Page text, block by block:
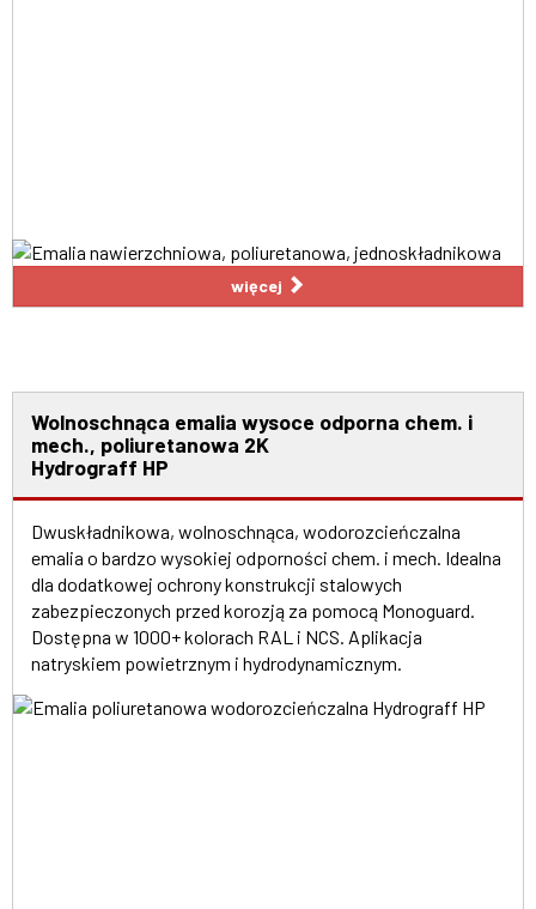
więcej
Wolnoschnąca emalia wysoce odporna chem. i
mech., poliuretanowa 2K
Hydrograff HP
Dwuskładnikowa, wolnoschnąca, wodorozcieńczalna
emalia o bardzo wysokiej odporności chem. i mech. Idealna
dla dodatkowej ochrony konstrukcji stalowych
zabezpieczonych przed korozją za pomocą Monoguard.
Dostępna w 1000+ kolorach RAL i NCS. Aplikacja
natryskiem powietrznym i hydrodynamicznym.